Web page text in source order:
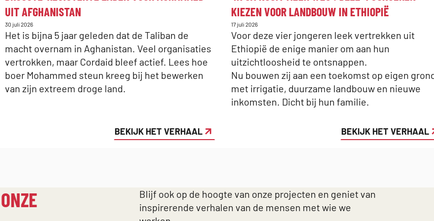
UIT AFGHANISTAN
Gepubliceerd
op:
30 juli 2026
Het is bijna 5 jaar geleden dat de Taliban de
macht overnam in Aghanistan. Veel organisaties
vertrokken, maar Cordaid bleef actief. Lees hoe
boer Mohammed steun kreeg bij het bewerken
van zijn extreem droge land.
BEKIJK HET VERHAAL
KIEZEN VOOR LANDBOUW IN ETHIOPIË
Gepubliceerd
op:
17 juli 2026
Voor deze vier jongeren leek vertrekken uit
Ethiopië de enige manier om aan hun
uitzichtloosheid te ontsnappen.
Nu bouwen zij aan een toekomst op eigen
met irrigatie, duurzame landbouw en nieuwe
inkomsten. Dicht bij hun familie.
BEKIJK HET VERHAAL
Blijf ook op de hoogte van onze projecten en geniet van
inspirerende verhalen van de mensen met wie we